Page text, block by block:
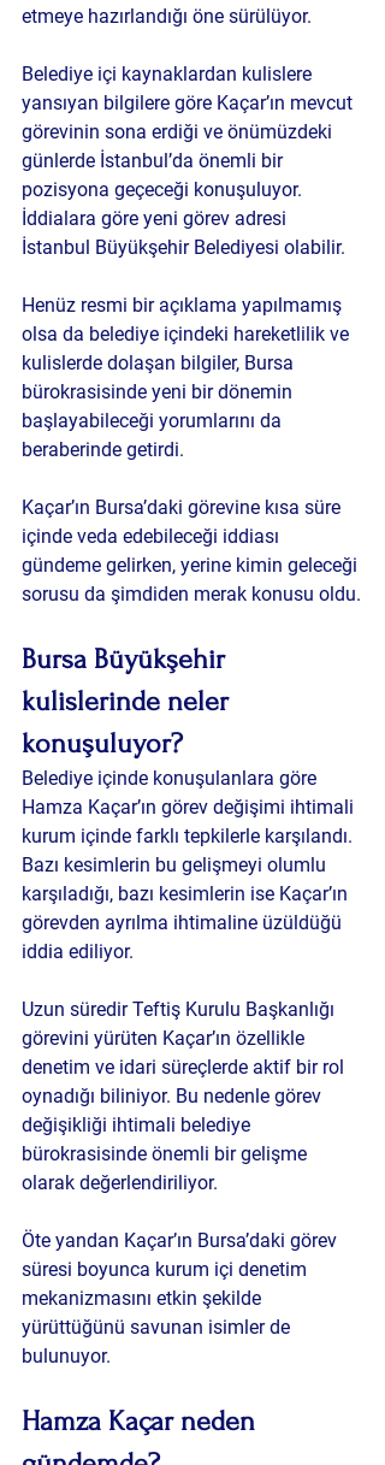
etmeye hazırlandığı öne sürülüyor.
Belediye içi kaynaklardan kulislere
yansıyan bilgilere göre Kaçar’ın mevcut
görevinin sona erdiği ve önümüzdeki
günlerde İstanbul’da önemli bir
pozisyona geçeceği konuşuluyor.
İddialara göre yeni görev adresi
İstanbul Büyükşehir Belediyesi olabilir.
Henüz resmi bir açıklama yapılmamış
olsa da belediye içindeki hareketlilik ve
kulislerde dolaşan bilgiler, Bursa
bürokrasisinde yeni bir dönemin
başlayabileceği yorumlarını da
beraberinde getirdi.
Kaçar’ın Bursa’daki görevine kısa süre
içinde veda edebileceği iddiası
gündeme gelirken, yerine kimin geleceği
sorusu da şimdiden merak konusu oldu.
Bursa Büyükşehir
kulislerinde neler
konuşuluyor?
Belediye içinde konuşulanlara göre
Hamza Kaçar’ın görev değişimi ihtimali
kurum içinde farklı tepkilerle karşılandı.
Bazı kesimlerin bu gelişmeyi olumlu
karşıladığı, bazı kesimlerin ise Kaçar’ın
görevden ayrılma ihtimaline üzüldüğü
iddia ediliyor.
Uzun süredir Teftiş Kurulu Başkanlığı
görevini yürüten Kaçar’ın özellikle
denetim ve idari süreçlerde aktif bir rol
oynadığı biliniyor. Bu nedenle görev
değişikliği ihtimali belediye
bürokrasisinde önemli bir gelişme
olarak değerlendiriliyor.
Öte yandan Kaçar’ın Bursa’daki görev
süresi boyunca kurum içi denetim
mekanizmasını etkin şekilde
yürüttüğünü savunan isimler de
bulunuyor.
Hamza Kaçar neden